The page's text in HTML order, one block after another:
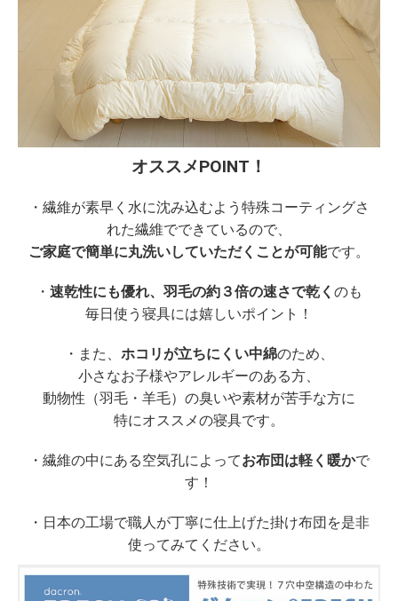
オススメPOINT！
・繊維が素早く水に沈み込むよう特殊コーティングさ
れた繊維でできているので、
ご家庭で簡単に丸洗いしていただくことが可能です。
・ 速乾性にも優れ、羽毛の約３倍の速さで乾く のも
毎日使う寝具には嬉しいポイント！
・また、 ホコリが立ちにくい中綿のため、
小さなお子様やアレルギーのある方、
動物性（羽毛・羊毛）の臭いや素材が苦手な方に
特にオススメの寝具です。
・繊維の中にある空気孔によってお布団は軽く暖かで
す！
・ 日本の工場で職人が丁寧に仕上げた掛け布団を是非
使ってみてください。